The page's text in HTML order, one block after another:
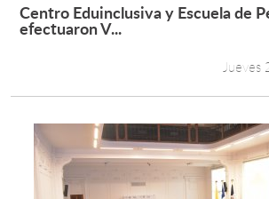
Centro Eduinclusiva y Escuela de
efectuaron V...
Jueves